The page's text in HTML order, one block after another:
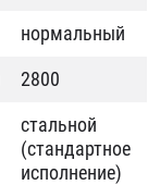
нормальный
2800
стальной
(стандартное
исполнение)